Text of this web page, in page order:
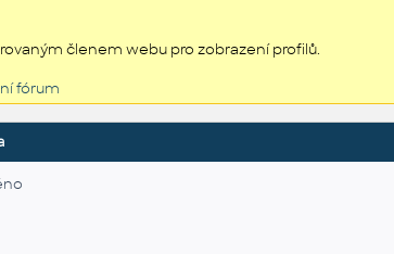
členem webu pro zobrazení profilů.
fórum